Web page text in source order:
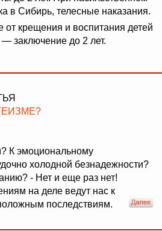
в Сибирь, телесные наказания.
от крещения и воспитания детей
заключение до 2 лет.
К эмоциональному
холодной безнадежности?
- Нет и еще раз нет!
на деле ведут нас к
последствиям.